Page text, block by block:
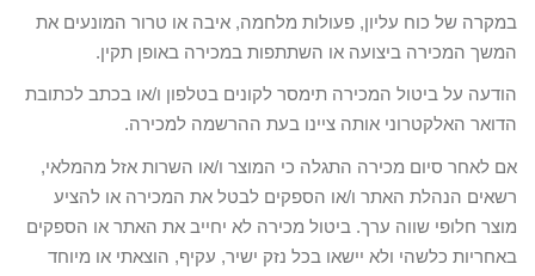
במקרה של כוח עליון, פעולות מלחמה, איבה או טרור המונעים את
המשך המכירה ביצועה או השתתפות במכירה באופן תקין.
הודעה על ביטול המכירה תימסר לקונים בטלפון ו/או בכתב לכתובת
הדואר האלקטרוני אותה ציינו בעת ההרשמה למכירה.
אם לאחר סיום מכירה התגלה כי המוצר ו/או השרות אזל מהמלאי,
רשאים הנהלת האתר ו/או הספקים לבטל את המכירה או להציע
מוצר חלופי שווה ערך. ביטול מכירה לא יחייב את האתר או הספקים
באחריות כלשהי ולא יישאו בכל נזק ישיר, עקיף, הוצאתי או מיוחד